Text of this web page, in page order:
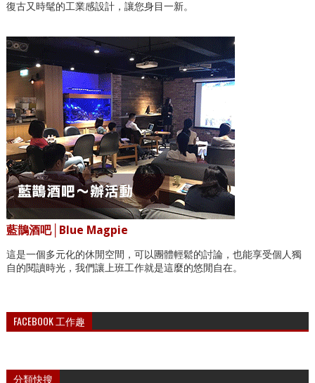
復古又時髦的工業感設計，讓您身目一新。
藍鵲酒吧│Blue Magpie
這是一個多元化的休閒空間，可以團體輕鬆的討論，也能享受個人獨
自的閱讀時光，我們讓上班工作就是這麼的悠閒自在。
FACEBOOK 工作趣
分類快搜